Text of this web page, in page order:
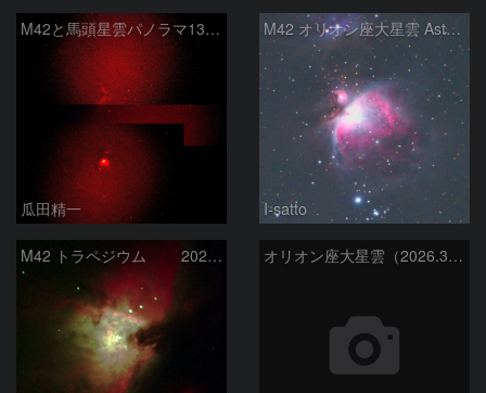
M42と馬頭星雲パノラマ135mm
瓜田精一
M42 オリオン座大星雲 AstroTracer Type3の威力
I-satto
M42 トラペジウム 2026-3-14 オリオン座大星雲（2026.3.15）